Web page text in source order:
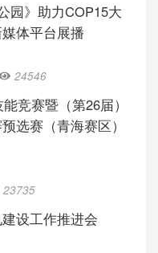
园》助力COP15大
体平台展播
24546
竞赛暨（第26届）
选赛（青海赛区）
23735
设工作推进会